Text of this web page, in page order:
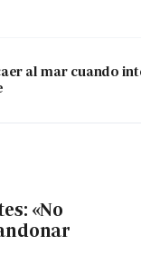
al mar cuando
«No